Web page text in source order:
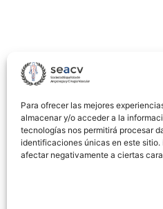
Para ofrecer las mejores
almacenar y/o acceder a la
tecnologías nos permitirá procesar
identificaciones únicas en este
afectar negativamente a ciertas